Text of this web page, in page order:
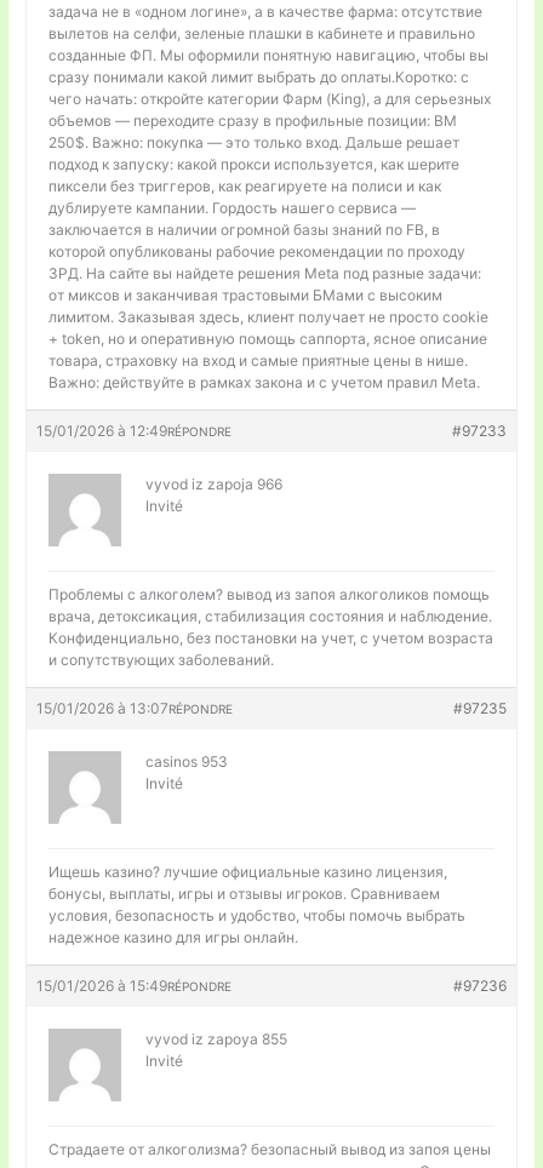
задача не в «одном логине», а в качестве фарма: отсутствие
вылетов на селфи, зеленые плашки в кабинете и правильно
созданные ФП. Мы оформили понятную навигацию, чтобы вы
сразу понимали какой лимит выбрать до оплаты.Коротко: с
чего начать: откройте категории Фарм (King), а для серьезных
объемов — переходите сразу в профильные позиции: BM
250$. Важно: покупка — это только вход. Дальше решает
подход к запуску: какой прокси используется, как шерите
пиксели без триггеров, как реагируете на полиси и как
дублируете кампании. Гордость нашего сервиса —
заключается в наличии огромной базы знаний по FB, в
которой опубликованы рабочие рекомендации по проходу
ЗРД. На сайте вы найдете решения Meta под разные задачи:
от миксов и заканчивая трастовыми БМами с высоким
лимитом. Заказывая здесь, клиент получает не просто cookie
+ token, но и оперативную помощь саппорта, ясное описание
товара, страховку на вход и самые приятные цены в нише.
Важно: действуйте в рамках закона и с учетом правил Meta.
15/01/2026 à 12:49 #97233
RÉPONDRE
vyvod iz zapoja 966
Invité
Проблемы с алкоголем? вывод из запоя алкоголиков помощь
врача, детоксикация, стабилизация состояния и наблюдение.
Конфиденциально, без постановки на учет, с учетом возраста
и сопутствующих заболеваний.
15/01/2026 à 13:07 #97235
RÉPONDRE
casinos 953
Invité
Ищешь казино? лучшие официальные казино лицензия,
бонусы, выплаты, игры и отзывы игроков. Сравниваем
условия, безопасность и удобство, чтобы помочь выбрать
надежное казино для игры онлайн.
15/01/2026 à 15:49 #97236
RÉPONDRE
vyvod iz zapoya 855
Invité
Страдаете от алкоголизма?безопасный вывод из запоя цены